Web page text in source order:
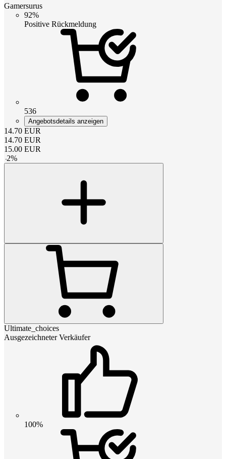
Gamersurus
92%
Positive Rückmeldung
536
Angebotsdetails anzeigen
14.70 EUR
14.70 EUR
15.00 EUR
-2%
Ultimate_choices
Ausgezeichneter Verkäufer
100%